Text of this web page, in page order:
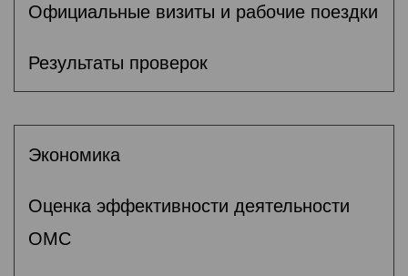
Официальные визиты и рабочие поездки
Результаты проверок
Экономика
Оценка эффективности деятельности
ОМС